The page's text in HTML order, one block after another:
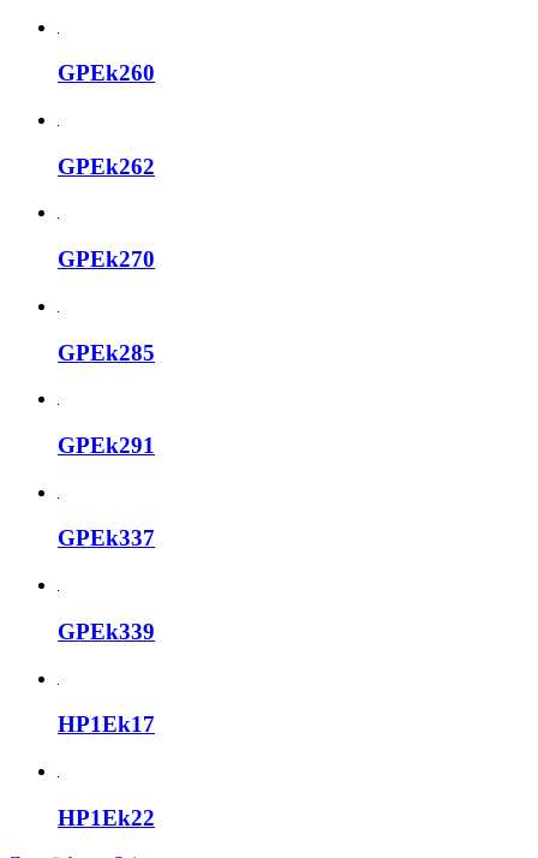
GPEk260
GPEk262
GPEk270
GPEk285
GPEk291
GPEk337
GPEk339
HP1Ek17
HP1Ek22